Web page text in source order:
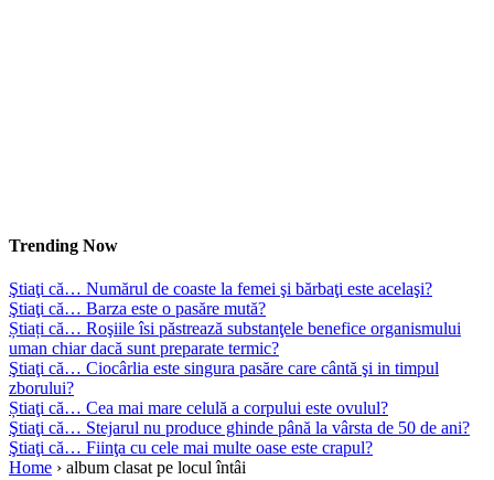
Trending Now
Ştiaţi că… Numărul de coaste la femei şi bărbaţi este acelaşi?
Ştiaţi că… Barza este o pasăre mută?
Știați că… Roşiile îsi păstrează substanţele benefice organismului
uman chiar dacă sunt preparate termic?
Ştiaţi că… Ciocârlia este singura pasăre care cântă şi in timpul
zborului?
Știaţi că… Cea mai mare celulă a corpului este ovulul?
Ştiaţi că… Stejarul nu produce ghinde până la vârsta de 50 de ani?
Ştiaţi că… Fiinţa cu cele mai multe oase este crapul?
Home › album clasat pe locul întâi